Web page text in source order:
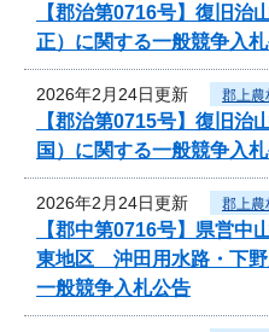
【郡治第0716号】復旧
正）に関する一般競争入
2026年2月24日更新 郡上農
【郡治第0715号】復旧
国）に関する一般競争入
2026年2月24日更新 郡上農
【郡中第0716号】県営
東地区 沖田用水路・下野
一般競争入札公告